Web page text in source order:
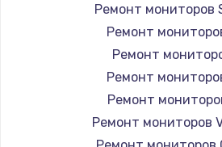
Замена Bluetooth/Wi-
800 руб.
Заказать
Замена
890 руб.
Ремонт мониторов
Ремонт
Ремонт
Ремонт
Ремонт
Ремонт мониторов